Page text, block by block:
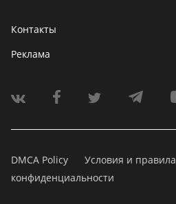
Контакты
Реклама
DMCA Policy Условия и правила
конфиденциальности